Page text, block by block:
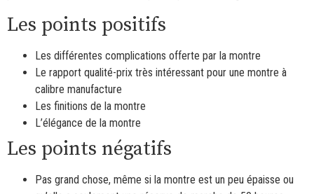
Les points positifs
Les différentes complications offerte par la montre
Le rapport qualité-prix très intéressant pour une montre à
calibre manufacture
Les finitions de la montre
L’élégance de la montre
Les points négatifs
Pas grand chose, même si la montre est un peu épaisse ou